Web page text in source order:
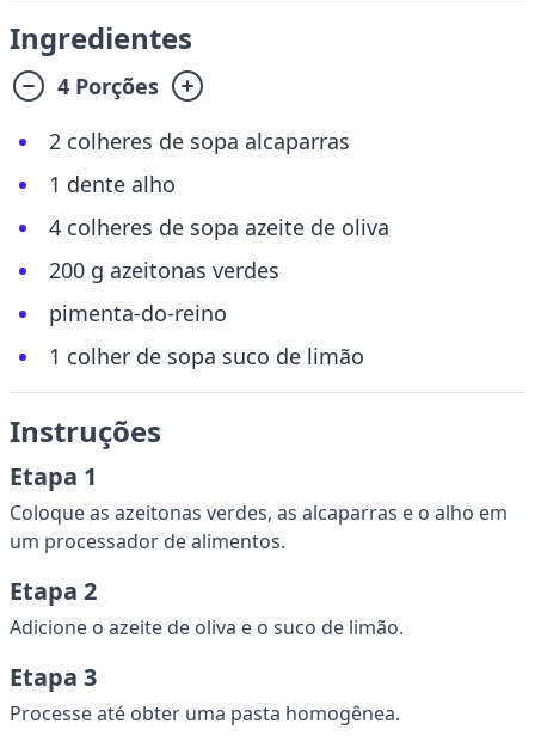
Ingredientes
4 Porções
2 colheres de sopa alcaparras
1 dente alho
4 colheres de sopa azeite de oliva
200 g azeitonas verdes
pimenta-do-reino
1 colher de sopa suco de limão
Instruções
Etapa 1
Coloque as azeitonas verdes, as alcaparras e o alho em
um processador de alimentos.
Etapa 2
Adicione o azeite de oliva e o suco de limão.
Etapa 3
Processe até obter uma pasta homogênea.